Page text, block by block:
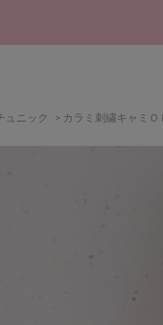
ュニック > カラミ刺繍キャミＯ